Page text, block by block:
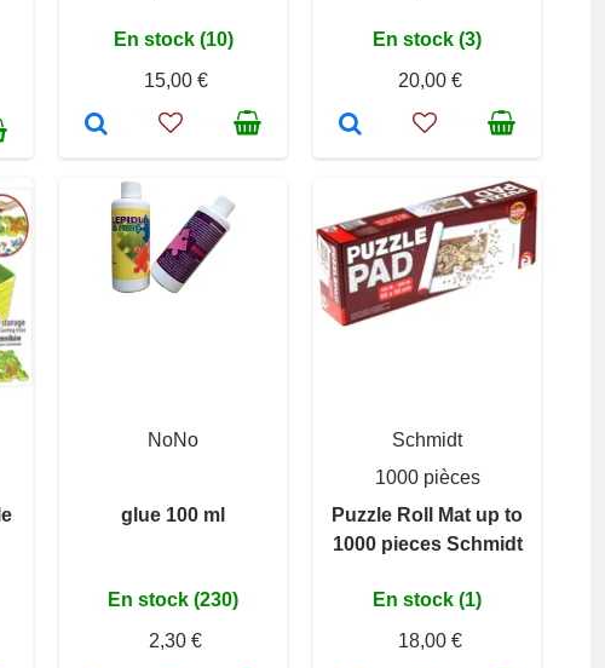
En stock (10)
15,00 €
En stock (3)
20,00 €
NoNo
glue 100 ml
En stock (230)
2,30 €
Schmidt
1000 pièces
Puzzle Roll Mat up to
1000 pieces Schmidt
En stock (1)
18,00 €